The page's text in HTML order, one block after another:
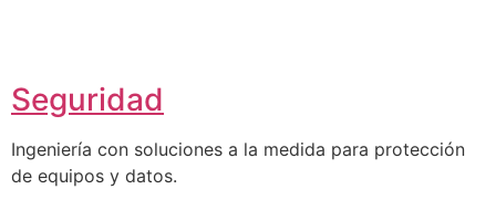
Seguridad
Ingeniería con soluciones a la medida para protección
de equipos y datos.